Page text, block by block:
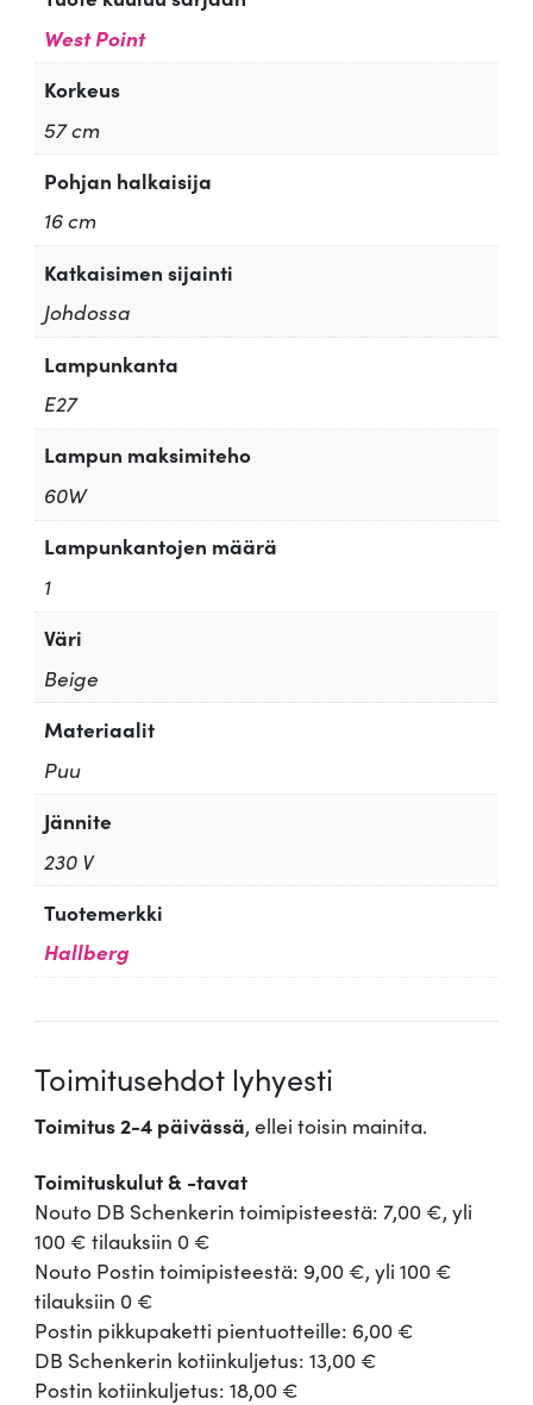
West Point
Korkeus
57 cm
Pohjan halkaisija
16 cm
Katkaisimen sijainti
Johdossa
Lampunkanta
E27
Lampun maksimiteho
60W
Lampunkantojen määrä
1
Väri
Beige
Materiaalit
Puu
Jännite
230 V
Tuotemerkki
Hallberg
Toimitusehdot lyhyesti
Toimitus 2-4 päivässä, ellei toisin mainita.
Toimituskulut & -tavat
Nouto DB Schenkerin toimipisteestä: 7,00 €, yli
100 € tilauksiin 0 €
Nouto Postin toimipisteestä: 9,00 €, yli 100 €
tilauksiin 0 €
Postin pikkupaketti pientuotteille: 6,00 €
DB Schenkerin kotiinkuljetus: 13,00 €
Postin kotiinkuljetus: 18,00 €